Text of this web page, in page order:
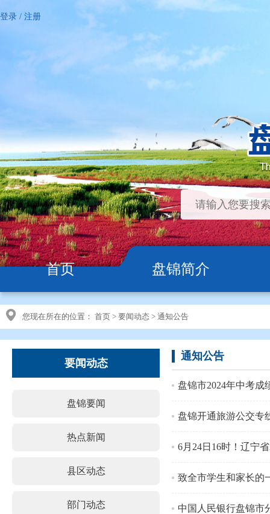
登录 / 注册
首页 盘锦简介
您现在所在的位置： 首页 > 要闻动态 > 通知公告
要闻动态
盘锦要闻
热点新闻
县区动态
部门动态
通知公告
盘锦市2024年中考成
盘锦开通旅游公交专
6月24日16时！辽宁
致全市学生和家长的
中国人民银行盘锦市